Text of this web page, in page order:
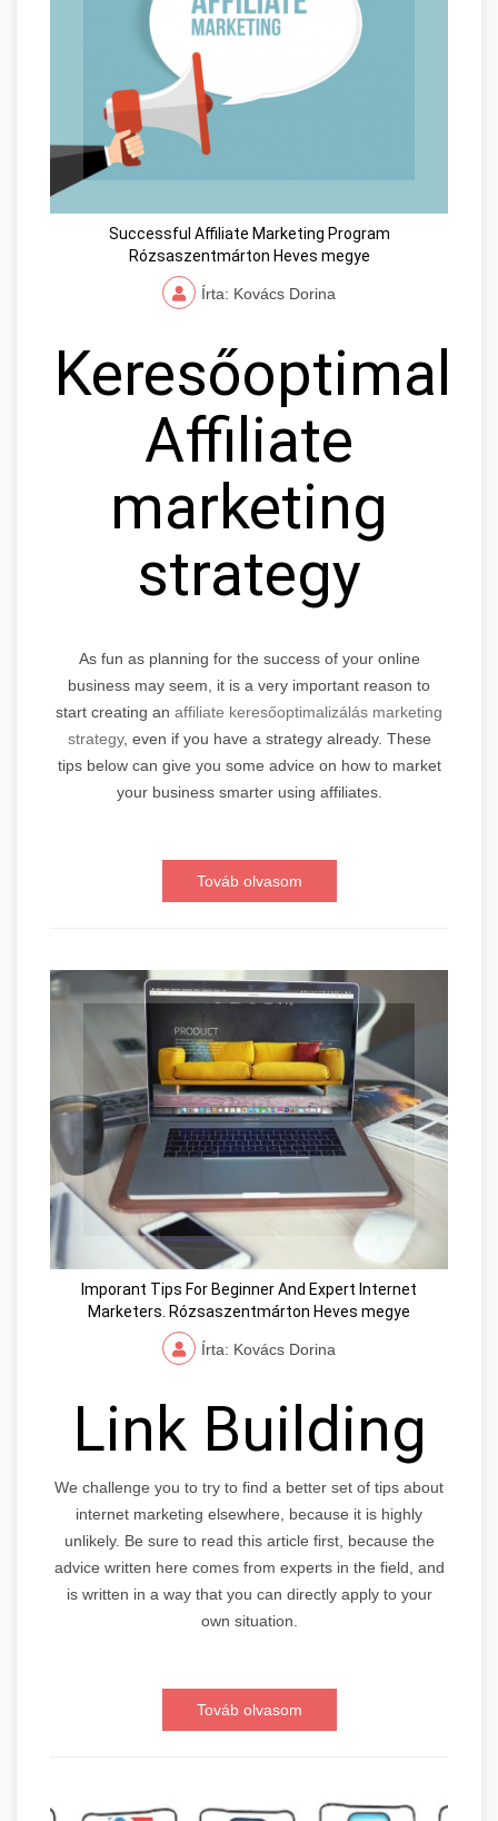
Successful Affiliate Marketing Program
Rózsaszentmárton Heves megye
Írta: Kovács Dorina
Affiliate
marketing
strategy
As fun as planning for the success of your online
business may seem, it is a very important reason to
start creating an affiliate keresőoptimalizálás marketing
strategy, even if you have a strategy already. These
tips below can give you some advice on how to market
your business smarter using affiliates.
Továb olvasom
Imporant Tips For Beginner And Expert Internet
Marketers. Rózsaszentmárton Heves megye
Írta: Kovács Dorina
Link Building
We challenge you to try to find a better set of tips about
internet marketing elsewhere, because it is highly
unlikely. Be sure to read this article first, because the
advice written here comes from experts in the field, and
is written in a way that you can directly apply to your
own situation.
Továb olvasom